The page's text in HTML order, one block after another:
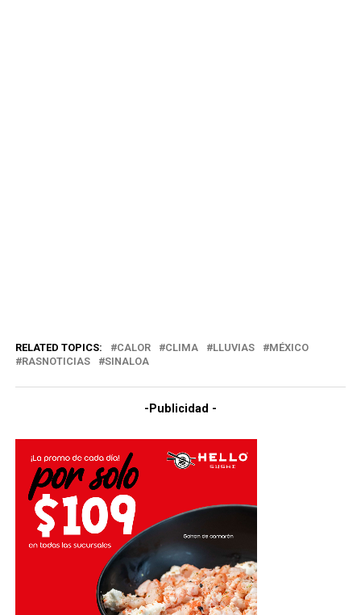
RELATED TOPICS: CALOR CLIMA LLUVIAS
MÉXICO
RASNOTICIAS
SINALOA
-Publicidad -